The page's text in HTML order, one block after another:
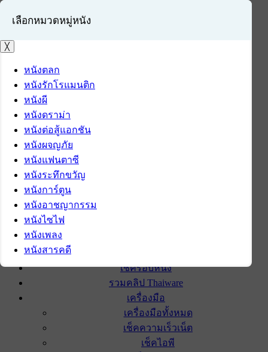
เข้าสู่ระบบ
สมัครสมาชิก
เช็ครอบหนัง
รวมคลิป Thaiware
เครื่องมือ
เครื่องมือทั้งหมด
เช็คความเร็วเน็ต
เช็คไอพี
เลือกหมวดหมู่หนัง
╳
หนังตลก
หนังรักโรแมนติก
หนังผี
หนังดราม่า
หนังต่อสู้แอกชัน
หนังผจญภัย
หนังแฟนตาซี
หนังระทึกขวัญ
หนังการ์ตูน
หนังอาชญากรรม
หนังไซไฟ
หนังเพลง
หนังสารคดี